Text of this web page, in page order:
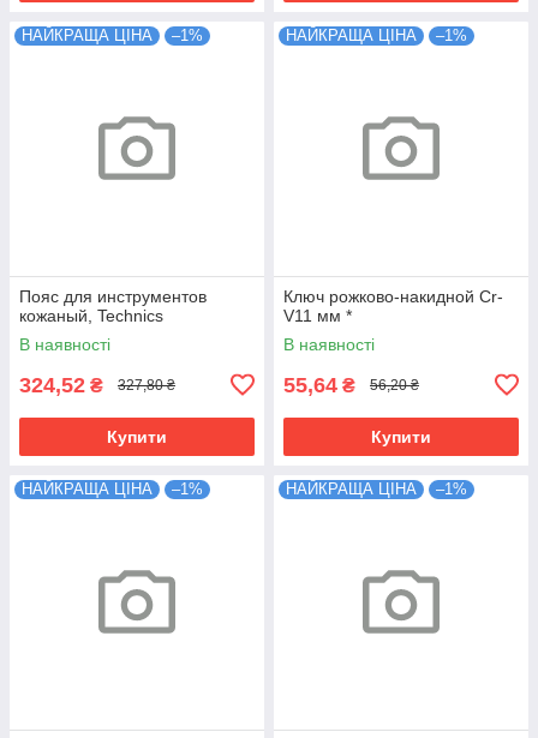
НАЙКРАЩА ЦІНА –1%
Пояс для инструментов
кожаный, Technics
В наявності
324,52 ₴ 327,80 ₴
Купити
НАЙКРАЩА ЦІНА –1%
Ключ рожково-накидной Cr-
V11 мм *
В наявності
55,64 ₴ 56,20 ₴
Купити
НАЙКРАЩА ЦІНА –1% НАЙКРАЩА ЦІНА –1%